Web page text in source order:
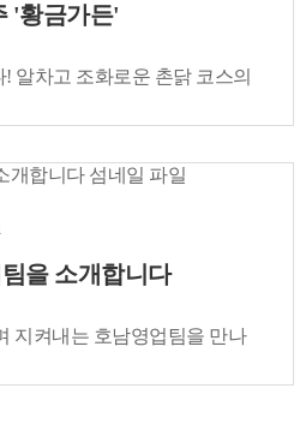
'황금가든'
알차고 조화로운 촌닭 코스의
을 소개합니다
지켜내는 호남영업팀을 만나